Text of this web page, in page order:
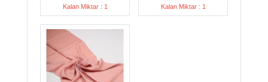
Kalan Miktar : 1 Kalan Miktar : 1